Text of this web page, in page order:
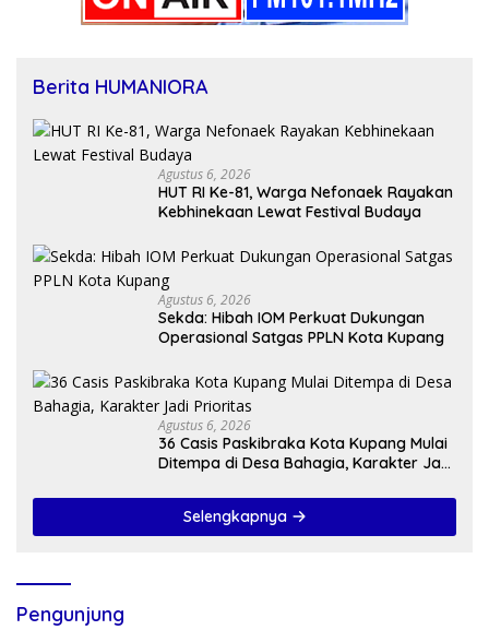
Berita HUMANIORA
Agustus 6, 2026
HUT RI Ke-81, Warga Nefonaek Rayakan
Kebhinekaan Lewat Festival Budaya
Agustus 6, 2026
Sekda: Hibah IOM Perkuat Dukungan
Operasional Satgas PPLN Kota Kupang
Agustus 6, 2026
36 Casis Paskibraka Kota Kupang Mulai
Ditempa di Desa Bahagia, Karakter Jadi
Selengkapnya
Pengunjung